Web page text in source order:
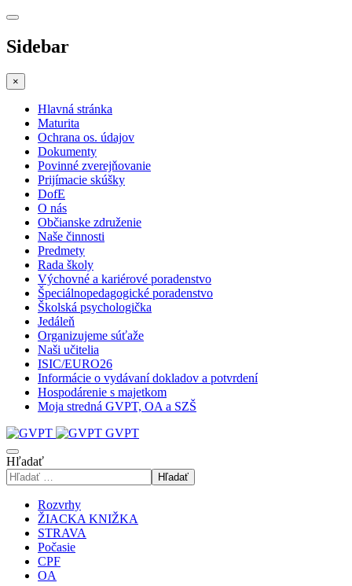
Sidebar
×
Hlavná stránka
Maturita
Ochrana os. údajov
Dokumenty
Povinné zverejňovanie
Prijímacie skúšky
DofE
O nás
Občianske združenie
Naše činnosti
Predmety
Rada školy
Výchovné a kariérové poradenstvo
Špeciálnopedagogické poradenstvo
Školská psychologička
Jedáleň
Organizujeme súťaže
Naši učitelia
ISIC/EURO26
Informácie o vydávaní dokladov a potvrdení
Hospodárenie s majetkom
Moja stredná GVPT, OA a SZŠ
GVPT
Hľadať
Hľadať
Rozvrhy
ŽIACKA KNIŽKA
STRAVA
Počasie
CPF
OA